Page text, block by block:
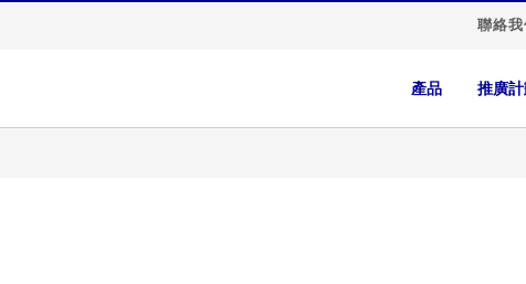
聯絡我
產品 推廣